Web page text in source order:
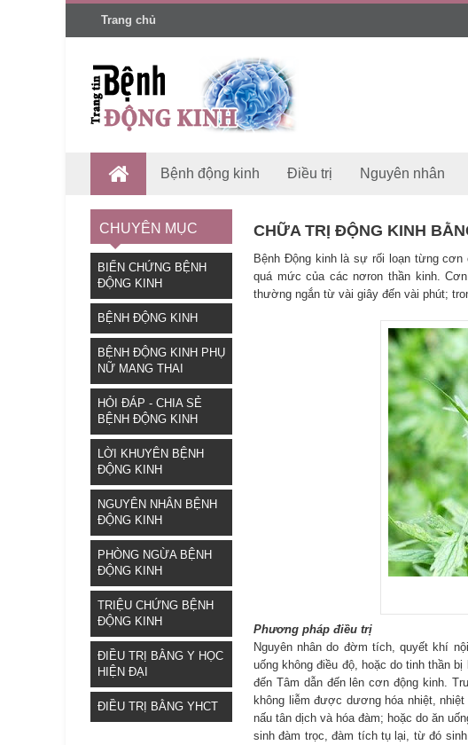
Trang chủ
Bệnh động kinh Điều trị Nguyên nhân
CHUYÊN MỤC
BIẾN CHỨNG BỆNH
ĐỘNG KINH
BỆNH ĐỘNG KINH
BỆNH ĐỘNG KINH PHỤ
NỮ MANG THAI
HỎI ĐÁP - CHIA SẺ
BỆNH ĐỘNG KINH
LỜI KHUYÊN BỆNH
ĐỘNG KINH
NGUYÊN NHÂN BỆNH
ĐỘNG KINH
PHÒNG NGỪA BỆNH
ĐỘNG KINH
TRIỆU CHỨNG BỆNH
ĐỘNG KINH
ĐIỀU TRỊ BẰNG Y HỌC
HIỆN ĐẠI
ĐIỀU TRỊ BẰNG YHCT
CHỮA TRỊ ĐỘNG KINH
Bệnh Động kinh là sự rối loạn từng
quá mức của các nơron thần kinh.
thường ngắn từ vài giây đến vài phút;
Phương pháp điều trị
Nguyên nhân do đờm tích, quyết khí
uống không điều độ, hoặc do tinh thần
đến Tâm dẫn đến lên cơn động kinh.
không liễm được dương hóa nhiệt,
nấu tân dịch và hóa đàm; hoặc do ăn
sinh đàm trọc, đàm tích tụ lại, từ đó